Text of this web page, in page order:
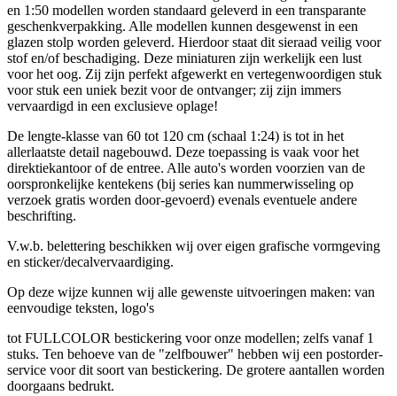
en 1:50 modellen worden standaard geleverd in een transparante
geschenkverpakking. Alle modellen kunnen desgewenst in een
glazen stolp worden geleverd. Hierdoor staat dit sieraad veilig voor
stof en/of beschadiging. Deze miniaturen zijn werkelijk een lust
voor het oog. Zij zijn perfekt afgewerkt en vertegenwoordigen stuk
voor stuk een uniek bezit voor de ontvanger; zij zijn immers
vervaardigd in een exclusieve oplage!
De lengte-klasse van 60 tot 120 cm (schaal 1:24) is tot in het
allerlaatste detail nagebouwd. Deze toepassing is vaak voor het
direktiekantoor of de entree. Alle auto's worden voorzien van de
oorspronkelijke kentekens (bij series kan nummerwisseling op
verzoek gratis worden door-gevoerd) evenals eventuele andere
beschrifting.
V.w.b. belettering beschikken wij over eigen grafische vormgeving
en sticker/decalvervaardiging.
Op deze wijze kunnen wij alle gewenste uitvoeringen maken: van
eenvoudige teksten, logo's
tot FULLCOLOR bestickering voor onze modellen; zelfs vanaf 1
stuks. Ten behoeve van de "zelfbouwer" hebben wij een postorder-
service voor dit soort van bestickering. De grotere aantallen worden
doorgaans bedrukt.